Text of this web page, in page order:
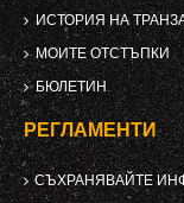
ИСТОРИЯ НА
МОИТЕ ОТСТЪПКИ
БЮЛЕТИН
РЕГЛАМЕНТИ
СЪХРАНЯВАЙТЕ